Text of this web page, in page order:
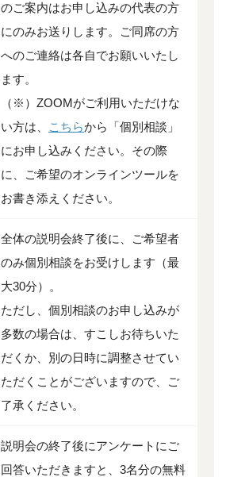
のご案内はお申し込みの代表の方
にのみお送りします。ご同席の方
へのご連絡は各自でお願いいたし
ます。
（※）ZOOMがご利用いただけな
い方は、
こちらから「個別相談」
にお申し込みください。その際
に、ご希望のオンラインツールを
お書き添えください。
全体の説明会終了後に、ご希望者
のみ個別相談をお受けします（最
大30分）。
ただし、個別相談のお申し込みが
多数の場合は、すこしお待ちいた
だくか、別の日時に調整させてい
ただくことがございますので、ご
了承ください。
説明会の終了後にアンケートにご
回答いただきますと、3名分の無料